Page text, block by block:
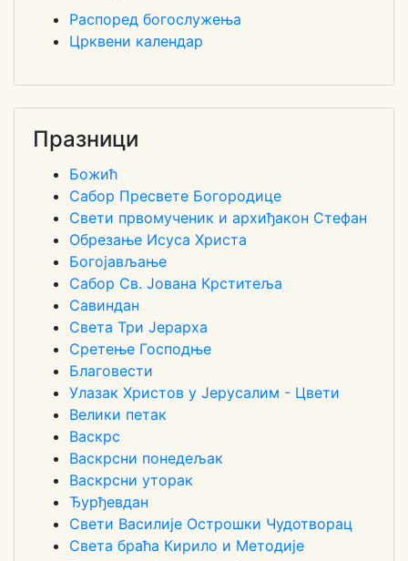
Распоред богослужења
Црквени календар
Празници
Божић
Сабор Пресвете Богородице
Свети првомученик и архиђакон Стефан
Обрезање Исуса Христа
Богојављање
Сабор Св. Јована Крститеља
Савиндан
Света Три Јерарха
Сретење Господње
Благовести
Улазак Христов у Јерусалим - Цвети
Велики петак
Васкрс
Васкрсни понедељак
Васкрсни уторак
Ђурђевдан
Свети Василије Острошки Чудотворац
Света браћа Кирило и Методије